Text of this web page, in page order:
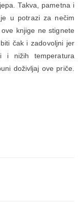
Takva, pametna i
u potrazi za nečim
knjige ne stignete
čak i zadovoljni jer
i nižih temperatura
doživljaj ove priče.